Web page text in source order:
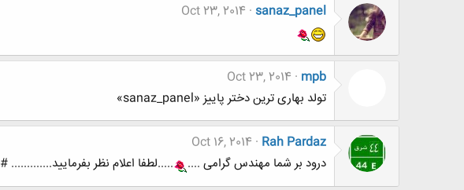
sanaz_panel
Oct 23, 2014
mpb
Oct 23, 2014
تولد بهاری ترین دختر پاییز «sanaz_panel»
Rah Pardaz
Oct 16, 2014
درود بر شما مهندس گرامی ....
.....لطفا اعلام نظر بفرمایید............. #359